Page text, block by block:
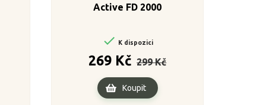
Active FD 2000
 K dispozici
269 Kč
cena
299 Kč
Koupit